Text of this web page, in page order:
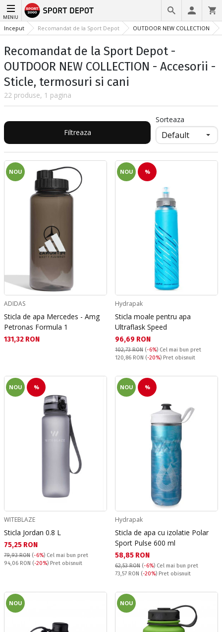
MENIU
Inceput Recomandat de la Sport Depot OUTDOOR NEW COLLECTION
Recomandat de la Sport Depot -
OUTDOOR NEW COLLECTION - Accesorii -
Sticle, termosuri si cani
22 produse, 1 pagina
Filtreaza
Sorteaza
NOU
ADIDAS
Sticla de apa Mercedes - Amg
Petronas Formula 1
Текуща цена:
131,32 RON
NOU %
Hydrapak
Sticla moale pentru apa
Ultraflask Speed
Текуща цена:
96,69 RON
102,73 RON (-6%) Cel mai bun pret
Pret obisnuit:
120,86 RON (-20%) Pret obisnuit
NOU %
WITEBLAZE
Sticla Jordan 0.8 L
Текуща цена:
75,25 RON
79,93 RON (-6%) Cel mai bun pret
Pret obisnuit:
94,06 RON (-20%) Pret obisnuit
NOU %
Hydrapak
Sticla de apa cu izolatie Polar
Sport Pulse 600 ml
Текуща цена:
58,85 RON
62,53 RON (-6%) Cel mai bun pret
Pret obisnuit:
73,57 RON (-20%) Pret obisnuit
NOU NOU